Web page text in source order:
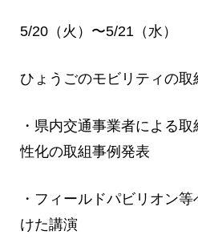
5/20（火）〜5/21（水）
ひょうごのモビリティの取
・県内交通事業者による
性化の取組事例発表
・フィールドパビリオン
けた講演